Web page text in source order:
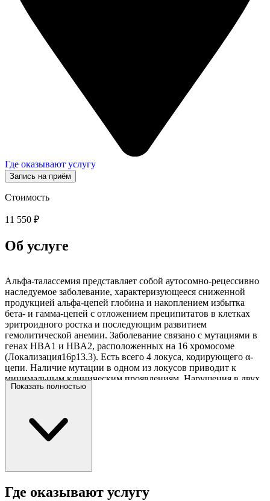
Где оказывают услугу
Запись на приём
Стоимость
11 550 ₽
Об услуге
Альфа-талассемия представляет собой аутосомно-рецессивно
наследуемое заболевание, характеризующееся сниженной
продукцией альфа-цепей глобина и накоплением избытка
бета- и гамма-цепей с отложением преципитатов в клетках
эритроидного ростка и последующим развитием
гемолитической анемии. Заболевание связано с мутациями в
генах HBA1 и HBA2, расположенных на 16 хромосоме
(Локализация16p13.3). Есть всего 4 локуса, кодирующего α-
цепи. Наличие мутации в одном из локусов приводит к
минимальным клиническим проявлениям. Нарушения в двух
локусах выражаются легкой формой анемии. При мутациях в
тетрамеры - гемоглобин Н. Эта форма носит также название
гемоглобинопатии Н. Характер заболевания может
варьироватся от легкой до тяжелой картины гипохромной
вскоре после рождения. Из пуповинной крови таких детей
можно выделить гемоглобин Барта.
Показать полностью
Где оказывают услугу